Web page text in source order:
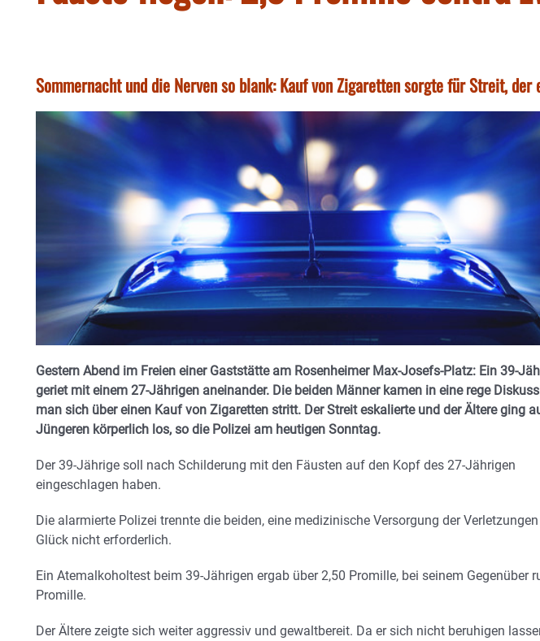
Sommernacht und die Nerven so blank: Kauf von Zigaretten sorgte für Streit, der
Gestern Abend im Freien einer Gaststätte am Rosenheimer Max-Josefs-Platz: Ein 39-
geriet mit einem 27-Jährigen aneinander. Die beiden Männer kamen in eine rege
man sich über einen Kauf von Zigaretten stritt. Der Streit eskalierte und der Ältere ging
Jüngeren körperlich los, so die Polizei am heutigen Sonntag.
Der 39-Jährige soll nach Schilderung mit den Fäusten auf den Kopf des 27-Jährigen
eingeschlagen haben.
Die alarmierte Polizei trennte die beiden, eine medizinische Versorgung der
Glück nicht erforderlich.
Ein Atemalkoholtest beim 39-Jährigen ergab über 2,50 Promille, bei seinem Gegenüber
Promille.
Der Ältere zeigte sich weiter aggressiv und gewaltbereit. Da er sich nicht beruhigen